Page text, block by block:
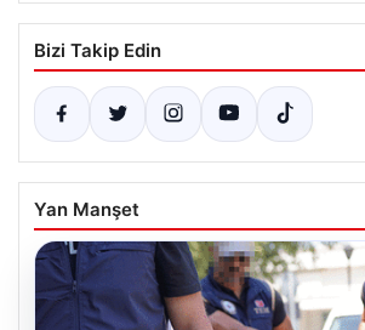
Bizi Takip Edin
Yan Manşet